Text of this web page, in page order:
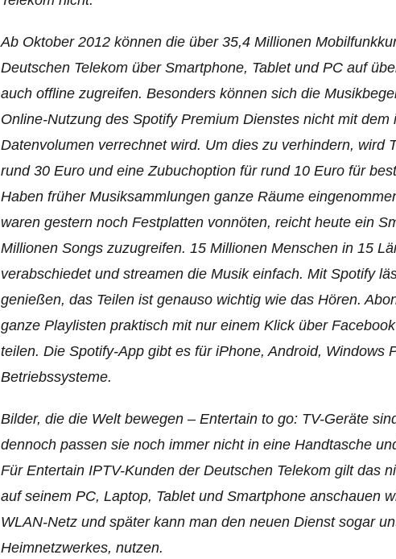
Ab Oktober 2012 können die über 35,4 Millionen
Deutschen Telekom über Smartphone, Tablet und PC auf
auch offline zugreifen. Besonders können sich die
Online-Nutzung des Spotify Premium Dienstes nicht mit
Datenvolumen verrechnet wird. Um dies zu verhindern, wird
rund 30 Euro und eine Zubuchoption für rund 10 Euro für
Haben früher Musiksammlungen ganze Räume
waren gestern noch Festplatten vonnöten, reicht heute ein
Millionen Songs zuzugreifen. 15 Millionen Menschen in 15
verabschiedet und streamen die Musik einfach. Mit Spotify
genießen, das Teilen ist genauso wichtig wie das Hören.
ganze Playlisten praktisch mit nur einem Klick über
teilen. Die Spotify-App gibt es für iPhone, Android, Windows
Betriebssysteme.
Bilder, die die Welt bewegen – Entertain to go: TV-Geräte
dennoch passen sie noch immer nicht in eine Hand­tasche
Für Entertain IPTV-Kunden der Deutschen Telekom gilt das
auf seinem PC, Laptop, Tablet und Smartphone anschauen
WLAN-Netz und später kann man den neuen Dienst sogar
Heimnetzwerkes, nutzen.